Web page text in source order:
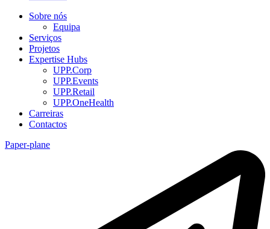
Sobre nós
Equipa
Serviços
Projetos
Expertise Hubs
UPP.Corp
UPP.Events
UPP.Retail
UPP.OneHealth
Carreiras
Contactos
Paper-plane